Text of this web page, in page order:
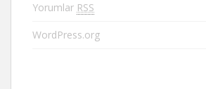
Yorumlar RSS
WordPress.org